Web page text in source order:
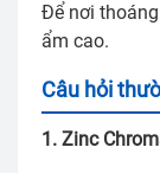
Để nơi
ẩm cao.
Câu hỏi
1. Zinc